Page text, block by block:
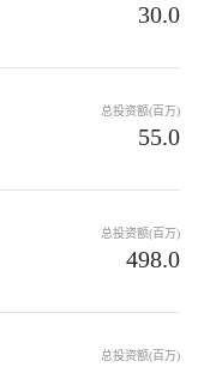
30.0
总投资额(百万)
55.0
总投资额(百万)
498.0
总投资额(百万)